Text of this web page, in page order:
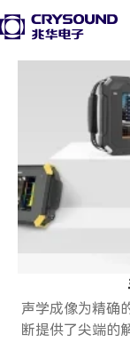
声学成像为精确
断提供了尖端的
兆华电子技
2026/8/8